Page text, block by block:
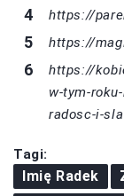
https://
https://
https://
w-tym-
radosc-i-
Tagi:
Imię Radek